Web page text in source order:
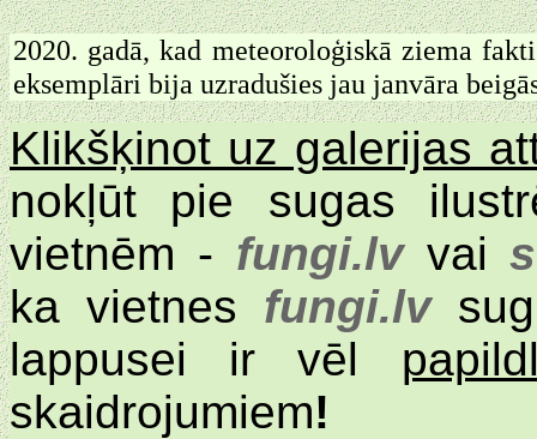
2020. gadā, kad meteoroloģiskā ziema
eksemplāri bija uzradušies jau janvāra
Klikšķinot uz galerijas
nokļūt pie sugas
vietnēm - fungi.lvvai
ka vietnes fungi.lv
lappusei ir vēl
skaidrojumiem!